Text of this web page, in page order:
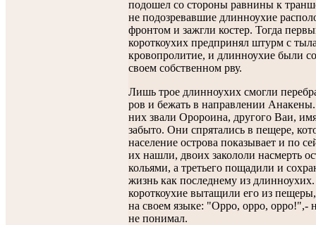
подошел со стороны равнины к
не подозревавшие длинноухие
фронтом и зажгли костер. Тогда
короткоухих предпринял штурм с
кровопролитие, и длинноухие были
своем собственном рву.
Лишь трое длинноухих смогли
ров и бежать в направлении
них звали Оророина, другого Ваи, имя
забыто. Они спрятались в пещере,
население острова показывает и по
их нашли, двоих закололи насмерть
кольями, а третьего пощадили и
жизнь как последнему из
короткоухие вытащили его из
на своем языке: "Орро, орро, орро!",-
не понимал.